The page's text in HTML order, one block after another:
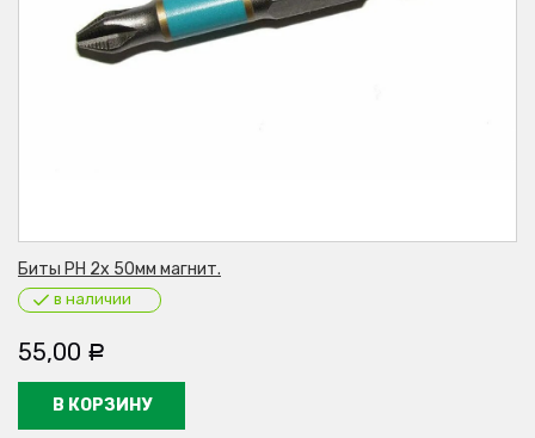
Биты PH 2х 50мм магнит.
в наличии
55,00 Р
В КОРЗИНУ